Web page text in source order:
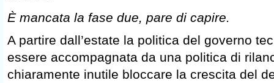
È mancata la fase due, pare di capire.
A partire dall’estate la politica del governo
essere accompagnata da una politica di
chiaramente inutile bloccare la crescita del